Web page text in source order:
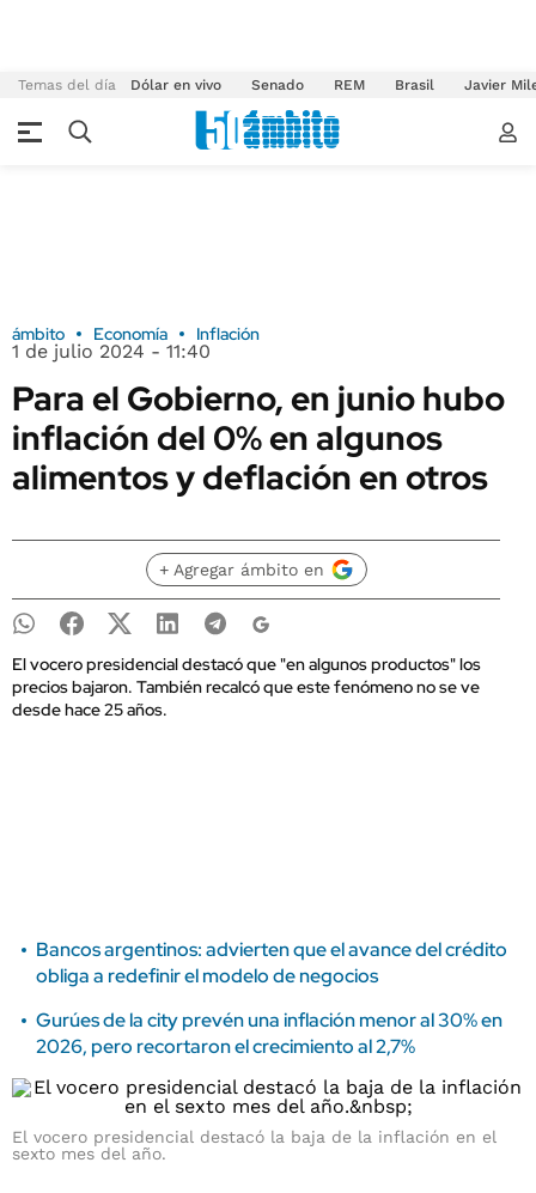
Temas del día Dólar en vivo Senado REM Brasil Javier
ámbito Economía Inflación
1 de julio 2024 - 11:40
Para el Gobierno, en junio hubo
inflación del 0% en algunos
alimentos y deflación en otros
+ Agregar ámbito en
El vocero presidencial destacó que "en algunos productos" los
precios bajaron. También recalcó que este fenómeno no se ve
desde hace 25 años.
Bancos argentinos: advierten que el avance del crédito
obliga a redefinir el modelo de negocios
Gurúes de la city prevén una inflación menor al 30% en
2026, pero recortaron el crecimiento al 2,7%
El vocero presidencial destacó la baja de la inflación en el
sexto mes del año.